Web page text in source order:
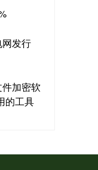
发行
加密软
的工具